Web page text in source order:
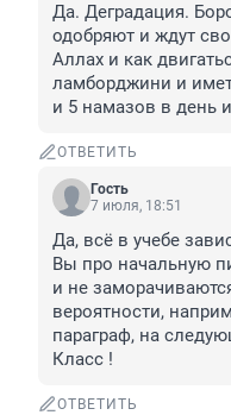
Да. Деградация.
одобряют и ждут
Аллах и как
ламборджини и
и 5 намазов в день
ОТВЕТИТЬ
Гость
7 июля, 18:51
Да, всё в учебе
Вы про начальную
и не
вероятности,
параграф, на
Класс !
ОТВЕТИТЬ